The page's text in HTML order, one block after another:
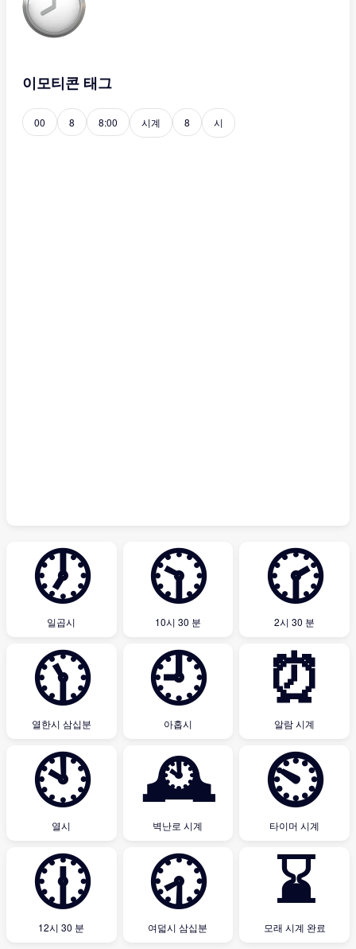
이모티콘 태그
00 8 8:00 시계 8 시
🕖
일곱시
🕥
10시 30 분
🕝
2시 30 분
🕦
열한시 삼십분
🕘
아홉시
⏰
알람 시계
🕙
열시
🕰
벽난로 시계
⏲
타이머 시계
🕧
12시 30 분
🕣
여덟시 삼십분
⌛
모래 시계 완료